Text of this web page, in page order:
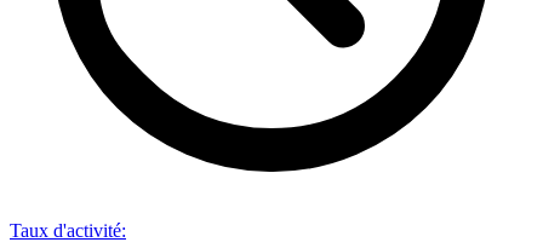
Taux d'activité: